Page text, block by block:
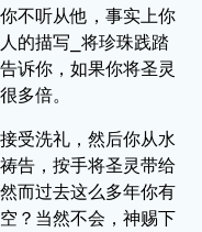
不听从他，事实上你
的描写⎯将珍珠践踏
诉你，如果你将圣灵
多倍。
受洗礼，然后你从水
告，按手将圣灵带给
而过去这么多年你有
？当然不会，神赐下